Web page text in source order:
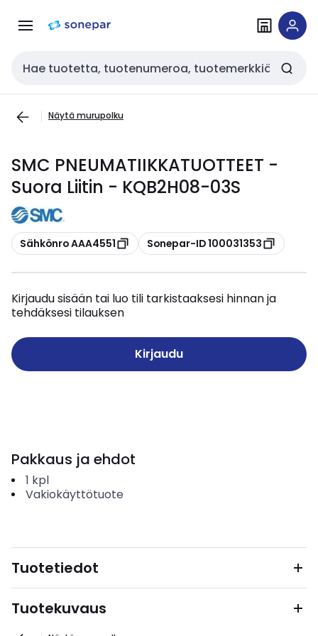
navigointiinsisältöön
Haku
Näytä murupolku
SMC PNEUMATIIKKATUOTTEET -
Suora Liitin - KQB2H08-03S
Kopioi
Sähkönro AAA4551 Kopioi
Sonepar-ID 100031353
Kirjaudu sisään tai luo tili tarkistaaksesi hinnan ja
tehdäksesi tilauksen
Kirjaudu
Pakkaus ja ehdot
1 kpl
Vakiokäyttötuote
Tuotetiedot
Tuotekuvaus